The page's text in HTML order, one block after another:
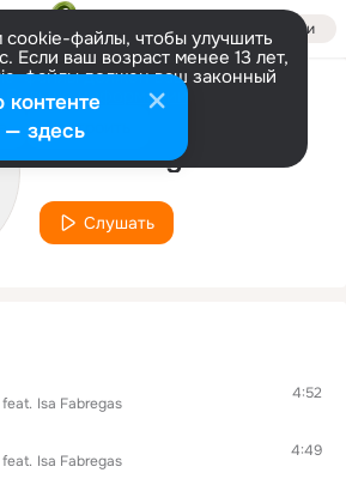
Войти
файлы, чтобы улучшить
Если ваш возраст менее 13 лет,
файлы должен ваш законный
Больше информации
Настроить
Исполнитель
Isa Fabregas
Слушать
feat. Isa Fabregas
4:52
feat. Isa Fabregas
4:49
здесь